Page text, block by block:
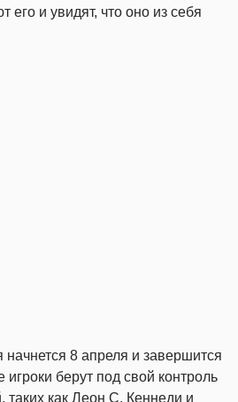
его и увидят, что оно из себя
начнется 8 апреля и завершится
берут под свой контроль
как Леон С. Кеннеди и